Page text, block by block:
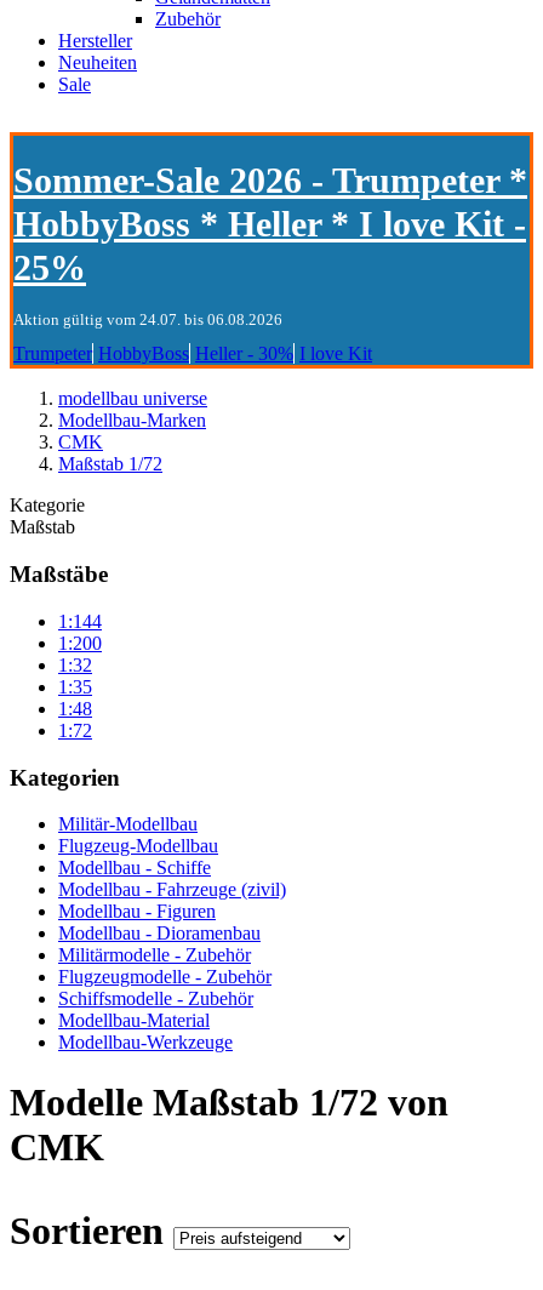
Zubehör
Hersteller
Neuheiten
Sale
Sommer-Sale 2026 - Trumpeter *
HobbyBoss * Heller * I love Kit -
25%
Aktion gültig vom 24.07. bis 06.08.2026
Trumpeter HobbyBoss Heller - 30% I love Kit
modellbau universe
Modellbau-Marken
CMK
Maßstab 1/72
Kategorie
Maßstab
Maßstäbe
1:144
1:200
1:32
1:35
1:48
1:72
Kategorien
Militär-Modellbau
Flugzeug-Modellbau
Modellbau - Schiffe
Modellbau - Fahrzeuge (zivil)
Modellbau - Figuren
Modellbau - Dioramenbau
Militärmodelle - Zubehör
Flugzeugmodelle - Zubehör
Schiffsmodelle - Zubehör
Modellbau-Material
Modellbau-Werkzeuge
Modelle Maßstab 1/72 von
CMK
Sortieren